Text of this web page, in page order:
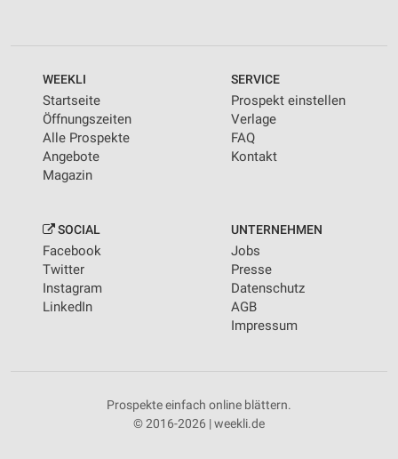
WEEKLI
Startseite
Öffnungszeiten
Alle Prospekte
Angebote
Magazin
SERVICE
Prospekt einstellen
Verlage
FAQ
Kontakt
SOCIAL
Facebook
Twitter
Instagram
LinkedIn
UNTERNEHMEN
Jobs
Presse
Datenschutz
AGB
Impressum
Prospekte einfach online blättern.
© 2016-2026 | weekli.de